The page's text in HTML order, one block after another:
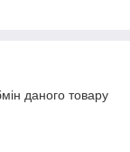
даного товару